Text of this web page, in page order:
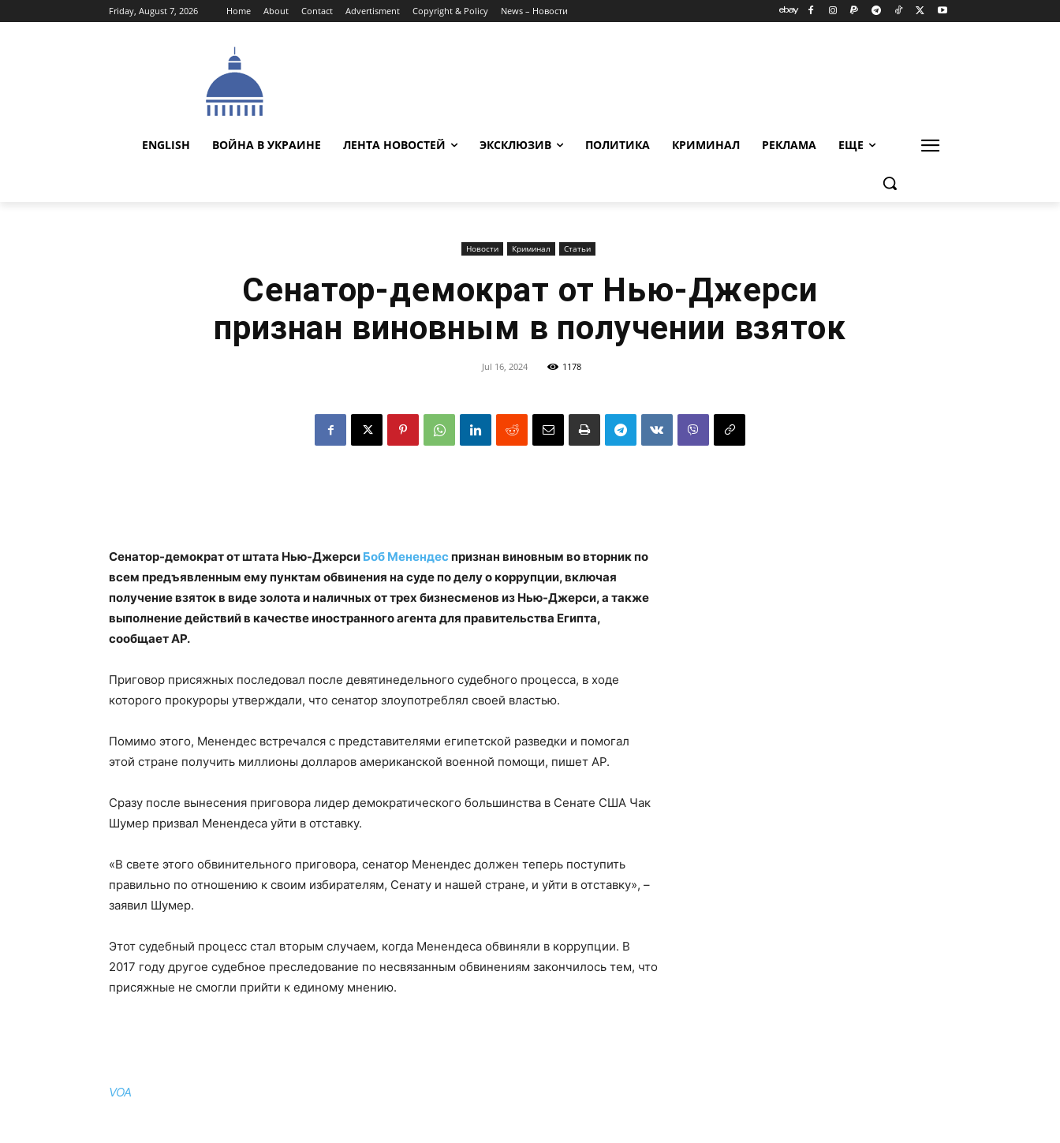
Friday, August 7, 2026 Home About Contact Advertisment Copyright & Policy News – Новости
ENGLISH ВОЙНА В УКРАИНЕ ЛЕНТА НОВОСТЕЙ ЭКСКЛЮЗИВ ПОЛИТИКА КРИМИНАЛ РЕКЛАМА ЕЩЕ
Новости Криминал Статьи
Сенатор-демократ от Нью-Джерси
признан виновным в получении взяток
Jul 16, 2024 1178
Сенатор-демократ от штата Нью-Джерси Боб Менендес признан виновным во вторник по
всем предъявленным ему пунктам обвинения на суде по делу о коррупции, включая
получение взяток в виде золота и наличных от трех бизнесменов из Нью-Джерси, а также
выполнение действий в качестве иностранного агента для правительства Египта,
сообщает AP.
Приговор присяжных последовал после девятинедельного судебного процесса, в ходе
которого прокуроры утверждали, что сенатор злоупотреблял своей властью.
Помимо этого, Менендес встречался с представителями египетской разведки и помогал
этой стране получить миллионы долларов американской военной помощи, пишет AP.
Сразу после вынесения приговора лидер демократического большинства в Сенате США Чак
Шумер призвал Менендеса уйти в отставку.
«В свете этого обвинительного приговора, сенатор Менендес должен теперь поступить
правильно по отношению к своим избирателям, Сенату и нашей стране, и уйти в отставку», –
заявил Шумер.
Этот судебный процесс стал вторым случаем, когда Менендеса обвиняли в коррупции. В
2017 году другое судебное преследование по несвязанным обвинениям закончилось тем, что
присяжные не смогли прийти к единому мнению.
VOA